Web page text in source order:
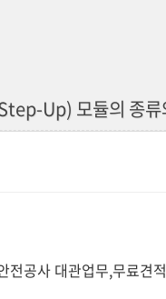
Up) 모듈의 종류
전공사 대관업무,무료견적